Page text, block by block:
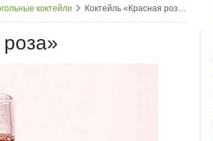
коктейли Коктейль «Красная роза»